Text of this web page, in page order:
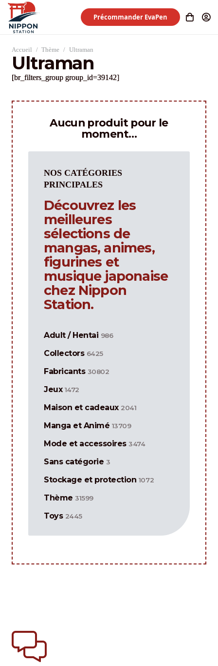
Précommander EvaPen
Accueil / Thème / Ultraman
Ultraman
[br_filters_group group_id=39142]
Aucun produit pour le
moment…
NOS CATÉGORIES
PRINCIPALES
Découvrez les
meilleures
sélections de
mangas, animes,
figurines et
musique japonaise
chez Nippon
Station.
Adult / Hentai 986
Collectors 6425
Fabricants 30802
Jeux 1472
Maison et cadeaux 2041
Manga et Animé 13709
Mode et accessoires 3474
Sans catégorie 3
Stockage et protection 1072
Thème 31599
Toys 2445